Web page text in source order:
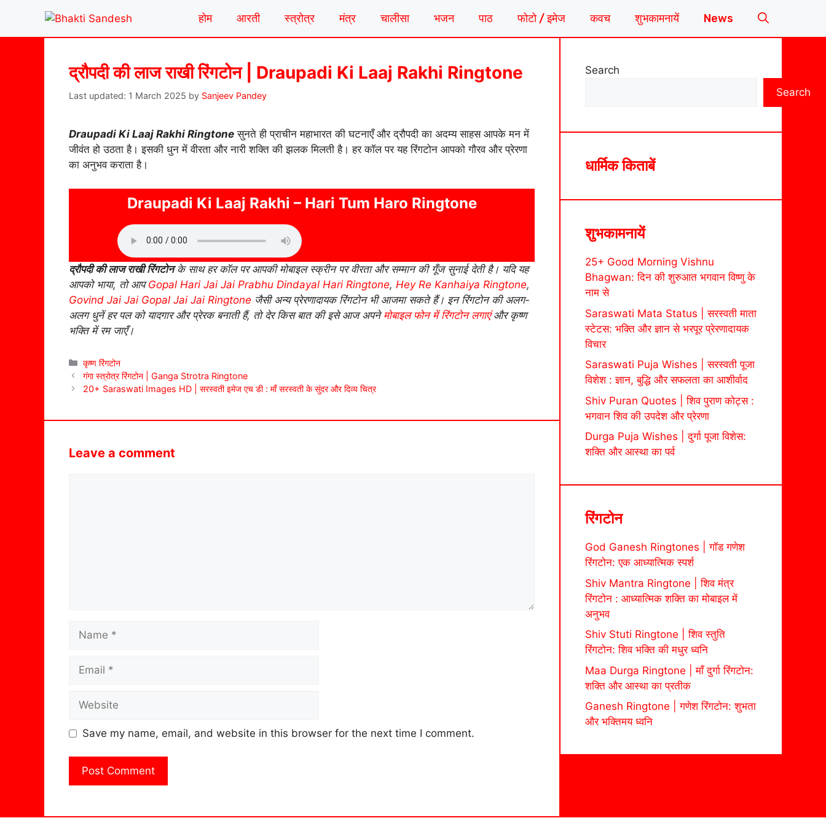
content
होम आरती स्त्रोत्र मंत्र चालीसा भजन पाठ फोटो / इमेज कवच शुभकामनायें News
द्रौपदी की लाज राखी रिंगटोन | Draupadi Ki Laaj Rakhi Ringtone
1 March 2025 by Sanjeev Pandey
Draupadi Ki Laaj Rakhi Ringtone सुनते ही प्राचीन महाभारत की घटनाएँ और द्रौपदी का अदम्य साहस आपके मन में
जीवंत हो उठता है। इसकी धुन में वीरता और नारी शक्ति की झलक मिलती है। हर कॉल पर यह रिंगटोन आपको गौरव और प्रेरणा
का अनुभव कराता है।
Draupadi Ki Laaj Rakhi – Hari Tum Haro Ringtone
द्रौपदी की लाज राखी रिंगटोनके साथ हर कॉल पर आपकी मोबाइल स्क्रीन पर वीरता और सम्मान की गूँज सुनाई देती है। यदि यह
आपको भाया, तो आपGopal Hari Jai Jai Prabhu Dindayal Hari Ringtone, Hey Re Kanhaiya Ringtone,
Govind Jai Jai Gopal Jai Jai Ringtone जैसी अन्य प्रेरणादायक रिंगटोन भी आजमा सकते हैं। इन रिंगटोन की अलग-
अलग धुनें हर पल को यादगार और प्रेरक बनाती हैं, तो देर किस बात की इसे आज अपनेमोबाइल फोन में रिंगटोन लगाएंऔर कृष्ण
भक्ति में रम जाएँ।
Categories
कृष्ण रिंगटोन
गंगा स्त्रोत्र रिंगटोन | Ganga Strotra Ringtone
20+ Saraswati Images HD | सरस्वती इमेज एच डी : माँ सरस्वती के सुंदर और दिव्य चित्र
Leave a comment
Save my name, email, and website in this browser for the next time I comment.
Search
Search
धार्मिक किताबें
शुभकामनायें
25+ Good Morning Vishnu
Bhagwan: दिन की शुरुआत भगवान विष्णु के
नाम से
Saraswati Mata Status | सरस्वती माता
स्टेटस: भक्ति और ज्ञान से भरपूर प्रेरणादायक
विचार
Saraswati Puja Wishes | सरस्वती पूजा
विशेश : ज्ञान, बुद्धि और सफलता का आशीर्वाद
Shiv Puran Quotes | शिव पुराण कोट्स :
भगवान शिव की उपदेश और प्रेरणा
Durga Puja Wishes | दुर्गा पूजा विशेस:
शक्ति और आस्था का पर्व
रिंगटोन
God Ganesh Ringtones | गॉड गणेश
रिंगटोन: एक आध्यात्मिक स्पर्श
Shiv Mantra Ringtone | शिव मंत्र
रिंगटोन : आध्यात्मिक शक्ति का मोबाइल में
अनुभव
Shiv Stuti Ringtone | शिव स्तुति
रिंगटोन: शिव भक्ति की मधुर ध्वनि
Maa Durga Ringtone | माँ दुर्गा रिंगटोन:
शक्ति और आस्था का प्रतीक
Ganesh Ringtone | गणेश रिंगटोन: शुभता
और भक्तिमय ध्वनि